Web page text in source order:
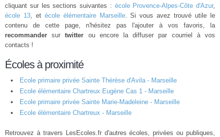
cliquant sur les sections suivantes : école Provence-Alpes-Côte d'Azur,
école 13, et école élémentaire Marseille. Si vous avez trouvé utile le
contenu de cette page, n'hésitez pas l'ajouter à vos favoris, la
recommander surtwitter ou encore la diffuser par courriel à vos
contacts !
Écoles à proximité
Ecole primaire privée Sainte Thérèse d'Avila - Marseille
Ecole élémentaire Chartreux Eugène Cas 1 - Marseille
Ecole primaire privée Sainte Marie-Madeleine - Marseille
Ecole élémentaire Chartreux - Marseille
Retrouvez à travers LesEcoles.fr d'autres écoles, privées ou publiques,